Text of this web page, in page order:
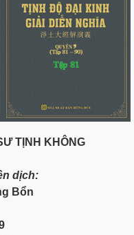
TỊNH KHÔNG
dịch:
Bổn